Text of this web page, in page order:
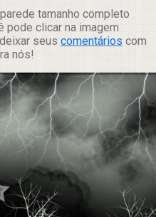
tamanho completo
pode clicar na imagem
seus comentários com
nós!